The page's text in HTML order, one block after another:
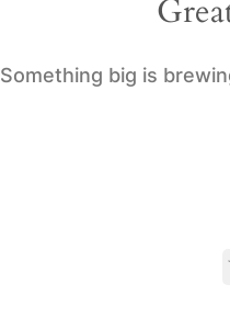
Something big is